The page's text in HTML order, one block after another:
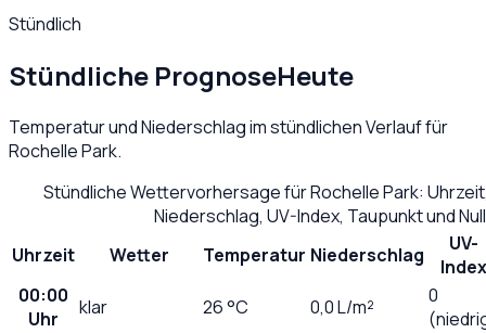
Stündlich
Stündliche PrognoseHeute
Temperatur und Niederschlag im stündlichen Verlauf für
Rochelle Park.
Stündliche Wettervorhersage fürRochelle Park:
Niederschlag, UV-Index, Taupunkt und
Uhrzeit
Wetter Temperatur Niederschlag
UV-
Index
00:00
Uhr
klar 26°C 0,0L/m²
0